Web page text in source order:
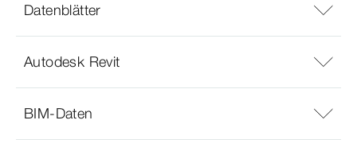
Datenblätter
Autodesk Revit
BIM-Daten